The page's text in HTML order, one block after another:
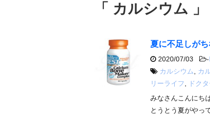
「 カルシウム
夏に不足しが
2020/07/03 -
カルシウム
カ
リーライフ
ドク
みなさんこんにち
とうとう夏がやっ